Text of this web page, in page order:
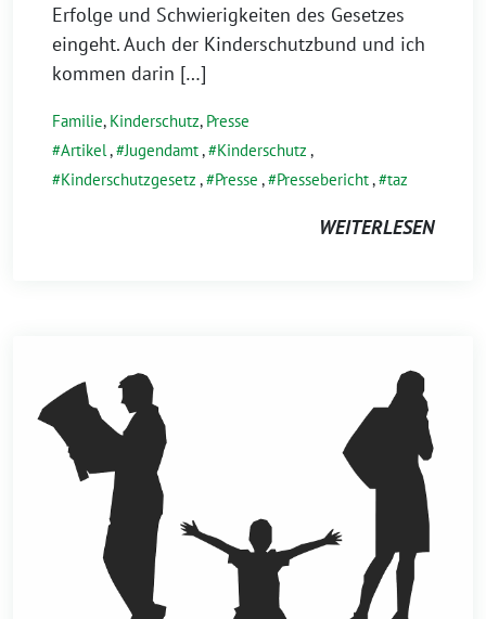
Erfolge und Schwierigkeiten des Gesetzes
eingeht. Auch der Kinderschutzbund und ich
kommen darin […]
Familie, Kinderschutz, Presse
Artikel, Jugendamt, Kinderschutz ,
Kinderschutzgesetz , Presse , Pressebericht, taz
WEITERLESEN